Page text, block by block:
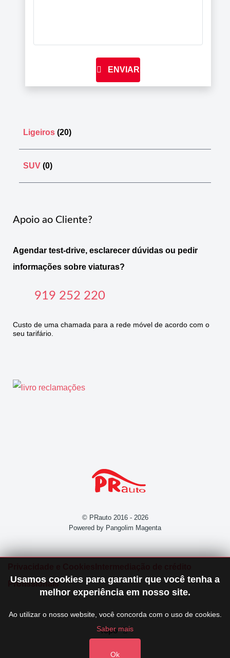
ENVIAR
Ligeiros (20)
SUV (0)
Apoio ao Cliente?
Agendar test-drive, esclarecer dúvidas ou pedir
informações sobre viaturas?
919 252 220
Custo de uma chamada para a rede móvel de acordo com o
seu tarifário.
Usamos cookies para garantir que você tenha a
melhor experiência em nosso site.
Ao utilizar o nosso website, você concorda com o uso de cookies.
Saber mais
Ok
© PRauto 2016 - 2026
Powered by Pangolim Magenta
Profissionais
Topo